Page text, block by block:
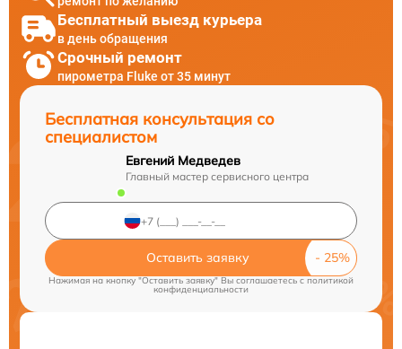
Бесплатный выезд курьера
в день обращения
Срочный ремонт
пирометра Fluke от 35 минут
Бесплатная консультация со
специалистом
Евгений Медведев
Главный мастер сервисного центра
Оставить заявку
Нажимая на кнопку "Оставить заявку" Вы соглашаетесь cполитикой
конфиденциальности